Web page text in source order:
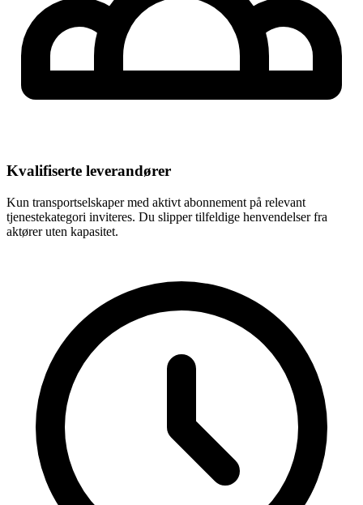
Kvalifiserte leverandører
Kun transportselskaper med aktivt abonnement på relevant
tjenestekategori inviteres. Du slipper tilfeldige henvendelser fra
aktører uten kapasitet.